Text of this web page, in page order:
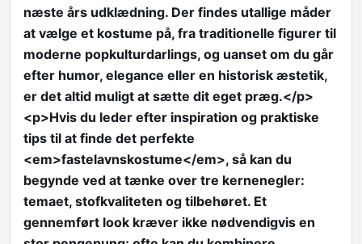
næste års udklædning. Der findes utallige måder
at vælge et kostume på, fra traditionelle figurer til
moderne popkulturdarlings, og uanset om du går
efter humor, elegance eller en historisk æstetik,
er det altid muligt at sætte dit eget præg.</p>
<p>Hvis du leder efter inspiration og praktiske
tips til at finde det perfekte
<em>fastelavnskostume</em>, så kan du
begynde ved at tænke over tre kernenegler:
temaet, stofkvaliteten og tilbehøret. Et
gennemført look kræver ikke nødvendigvis en